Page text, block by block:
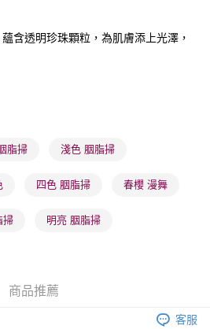
個工作天送達
或以上免運費
或以上免運費
訂單將隨機分配至SF順豐速運或京東
或以上免運費
確認發貨後2-5個工作天到店，3天內
確認發貨後2-5個工作天到店，3天內
含透明珍珠顆粒，為肌膚添上光澤，
脂掃 淺色 胭脂掃
四色 胭脂掃 春櫻 漫舞
掃 明亮 胭脂掃
商品推薦
客服